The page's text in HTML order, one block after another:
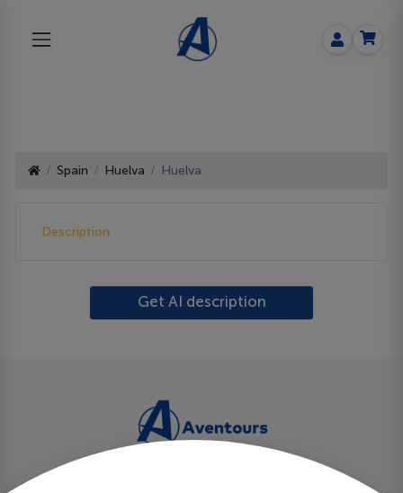
Spain Huelva Huelva
Description
Get AI description